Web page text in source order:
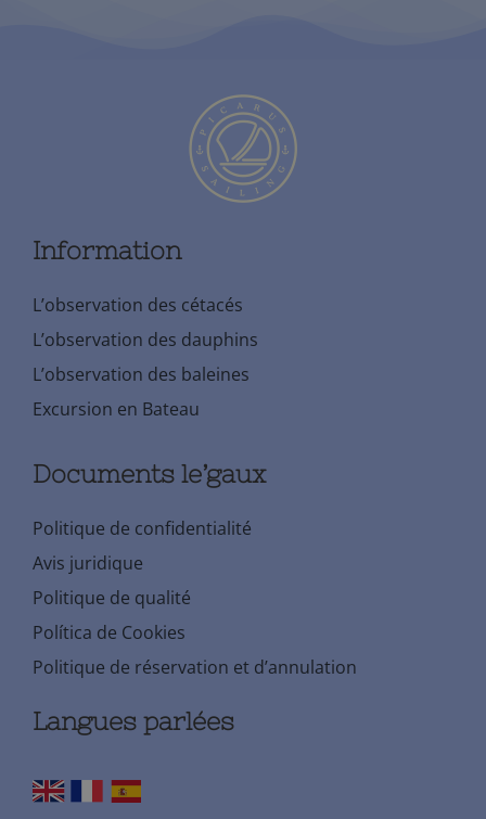
Information
L’observation des cétacés
L’observation des dauphins
L’observation des baleines
Excursion en Bateau
Documents le’gaux
Politique de confidentialité
Avis juridique
Politique de qualité
Política de Cookies
Politique de réservation et d’annulation
Langues parlées